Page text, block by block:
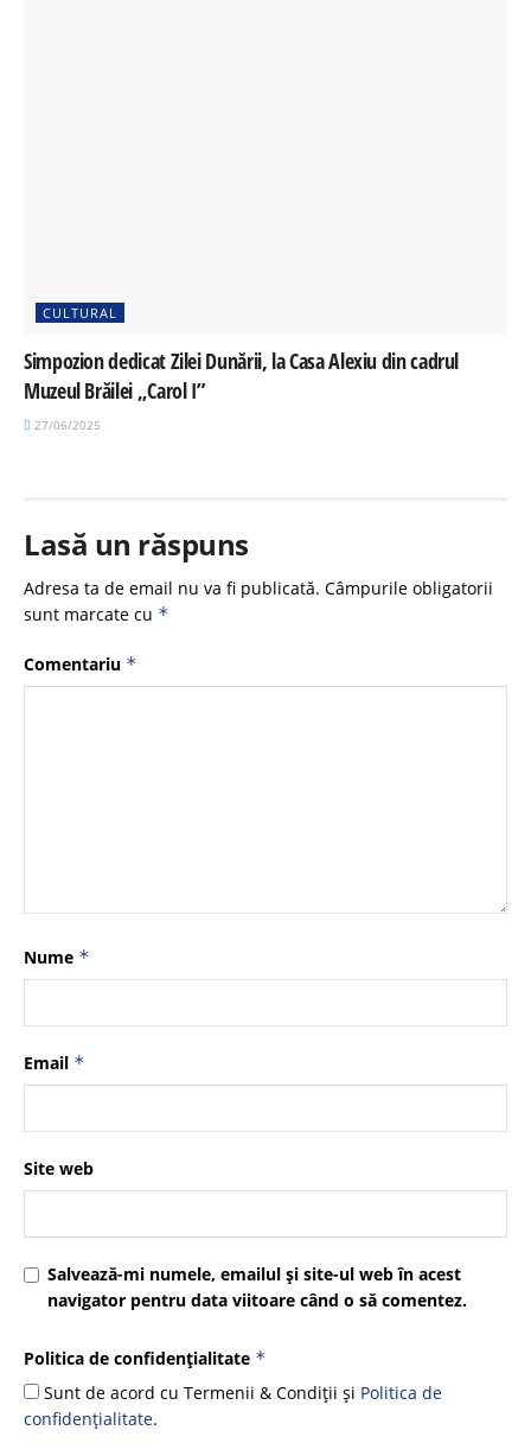
CULTURAL
Simpozion dedicat Zilei Dunării, la Casa Alexiu din cadrul
Muzeul Brăilei „Carol I”
27/06/2025
Lasă un răspuns
Adresa ta de email nu va fi publicată. Câmpurile obligatorii
sunt marcate cu *
Comentariu *
Nume *
Email *
Site web
Salvează-mi numele, emailul și site-ul web în acest
navigator pentru data viitoare când o să comentez.
Politica de confidențialitate *
Sunt de acord cu Termenii & Condiții și Politica de
confidențialitate.